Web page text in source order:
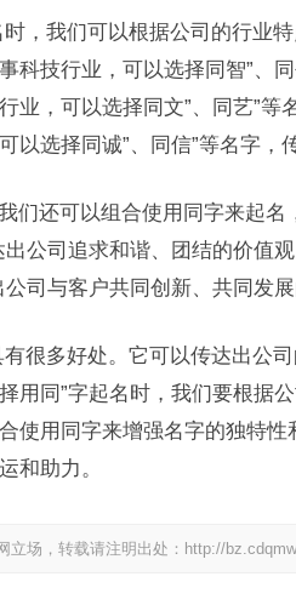
，我们可以根据公司的行业
科技行业，可以选择同智”、
业，可以选择同文”、同艺”
以选择同诚”、同信”等名字，
们还可以组合使用同字来起
出公司追求和谐、团结的价值
司与客户共同创新、共同发
很多好处。它可以传达出公
用同”字起名时，我们要根据
使用同字来增强名字的独特
和助力。
立场，转载请注明出处： http://